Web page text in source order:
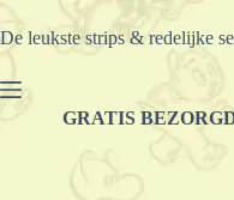
Ga
naar
De leukste strips & redelijke
GRATIS